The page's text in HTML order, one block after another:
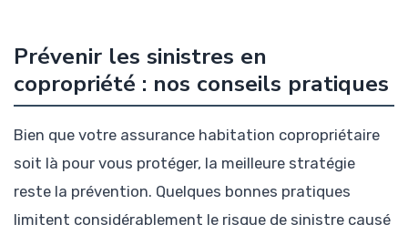
Prévenir les sinistres en
copropriété : nos conseils pratiques
Bien que votre assurance habitation copropriétaire
soit là pour vous protéger, la meilleure stratégie
reste la prévention. Quelques bonnes pratiques
limitent considérablement le risque de sinistre causé